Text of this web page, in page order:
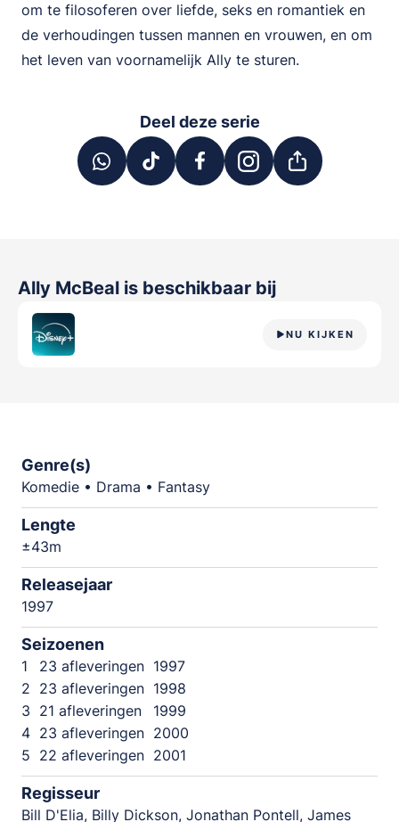
om te filosoferen over liefde, seks en romantiek en
de verhoudingen tussen mannen en vrouwen, en om
het leven van voornamelijk Ally te sturen.
Deel deze serie
Ally McBeal is beschikbaar bij
NU KIJKEN
Genre(s)
Komedie • Drama • Fantasy
Lengte
±43m
Releasejaar
1997
Seizoenen
1 23 afleveringen 1997
2 23 afleveringen 1998
3 21 afleveringen
1999
4 23 afleveringen 2000
5 22 afleveringen 2001
Regisseur
Bill D'Elia, Billy Dickson, Jonathan Pontell, James